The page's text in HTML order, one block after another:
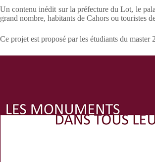
Un contenu inédit sur la préfecture du Lot, le
grand nombre, habitants de Cahors ou touristes
Ce projet est proposé par les étudiants du